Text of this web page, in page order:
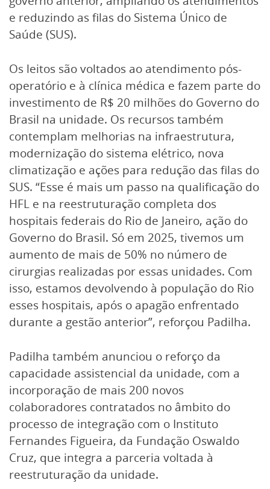
e reduzindo as filas do Sistema Único de
Saúde (SUS).
Os leitos são voltados ao atendimento pós-
operatório e à clínica médica e fazem parte do
investimento de R$ 20 milhões do Governo do
Brasil na unidade. Os recursos também
contemplam melhorias na infraestrutura,
modernização do sistema elétrico, nova
climatização e ações para redução das filas do
SUS. “Esse é mais um passo na qualificação do
HFL e na reestruturação completa dos
hospitais federais do Rio de Janeiro, ação do
Governo do Brasil. Só em 2025, tivemos um
aumento de mais de 50% no número de
cirurgias realizadas por essas unidades. Com
isso, estamos devolvendo à população do Rio
esses hospitais, após o apagão enfrentado
durante a gestão anterior”, reforçou Padilha.
Padilha também anunciou o reforço da
capacidade assistencial da unidade, com a
incorporação de mais 200 novos
colaboradores contratados no âmbito do
processo de integração com o Instituto
Fernandes Figueira, da Fundação Oswaldo
Cruz, que integra a parceria voltada à
reestruturação da unidade.